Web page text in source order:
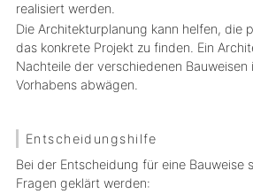
realisiert werden.
Die Architekturplanung kann helfen, die
das konkrete Projekt zu finden. Ein
Nachteile der verschiedenen Bauweisen
Vorhabens abwägen.
Entscheidungshilfe
Bei der Entscheidung für eine Bauweise
Fragen geklärt werden: